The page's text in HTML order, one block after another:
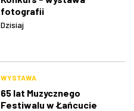
fotografii
Dzisiaj
WYSTAWA
65 lat Muzycznego
Festiwalu w Łańcucie